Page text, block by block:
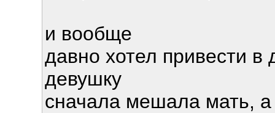
и вообще
давно хотел привести
девушку
сначала мешала мать,